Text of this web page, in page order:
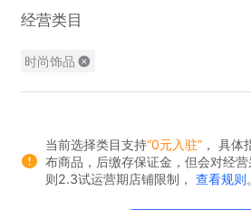
经营类目
时尚饰品
当前选择类目支持“0元入驻” ， 具
布商品，后缴存保证金，但会对经
则2.3试运营期店铺限制， 查看规则。